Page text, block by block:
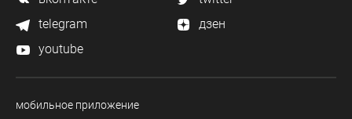
telegram
дзен
youtube
мобильное приложение